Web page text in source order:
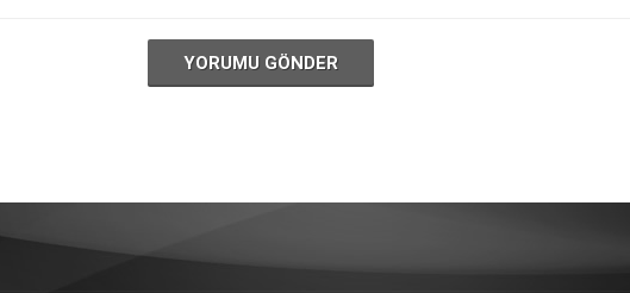
YORUMU GÖNDER